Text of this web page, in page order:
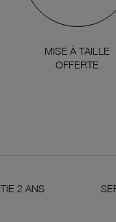
MISE À TAILLE
OFFERTE